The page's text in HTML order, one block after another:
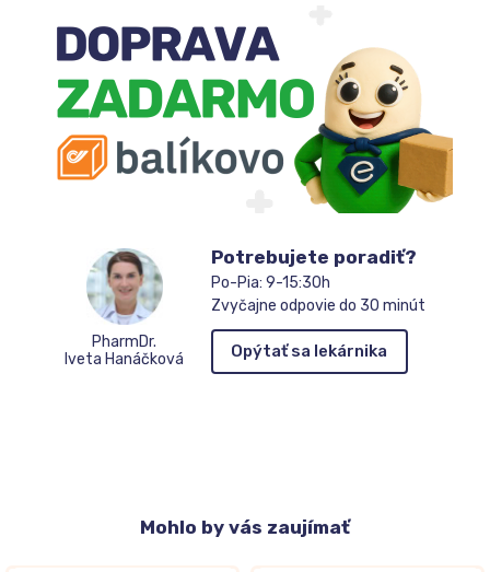
PharmDr.
Iveta Hanáčková
Potrebujete poradiť?
Po-Pia: 9-15:30h
Zvyčajne odpovie do 30 minút
Opýtať sa lekárnika
Mohlo by vás zaujímať